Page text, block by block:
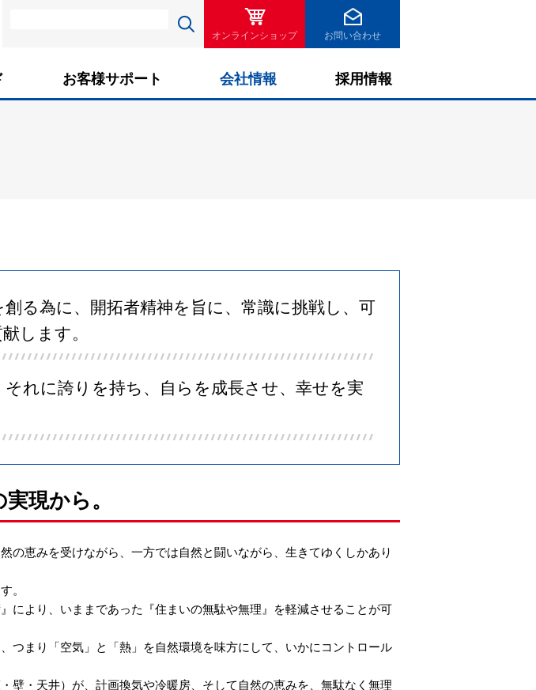
検索
オンラインショップ お問い合わせ
お客様サポート 会社情報 採用情報
る為に、開拓者精神を旨に、常識に挑戦し、可
します。
れに誇りを持ち、自らを成長させ、幸せを実
現から。
の恵みを受けながら、一方では自然と闘いながら、生きてゆくしかあり
。
により、いままであった『住まいの無駄や無理』を軽減させることが可
つまり「空気」と「熱」を自然環境を味方にして、いかにコントロール
壁・天井）が、計画換気や冷暖房、そして自然の恵みを、無駄なく無理